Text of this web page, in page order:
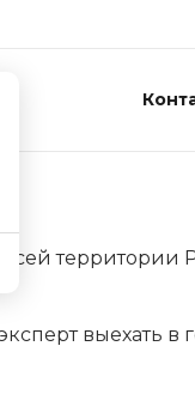
всей
выехать в